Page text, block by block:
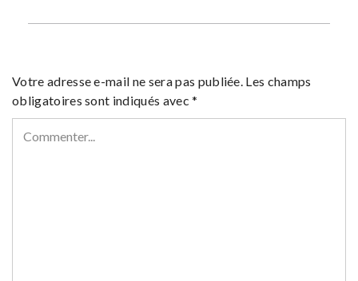
Votre adresse e-mail ne sera pas publiée. Les champs
obligatoires sont indiqués avec*